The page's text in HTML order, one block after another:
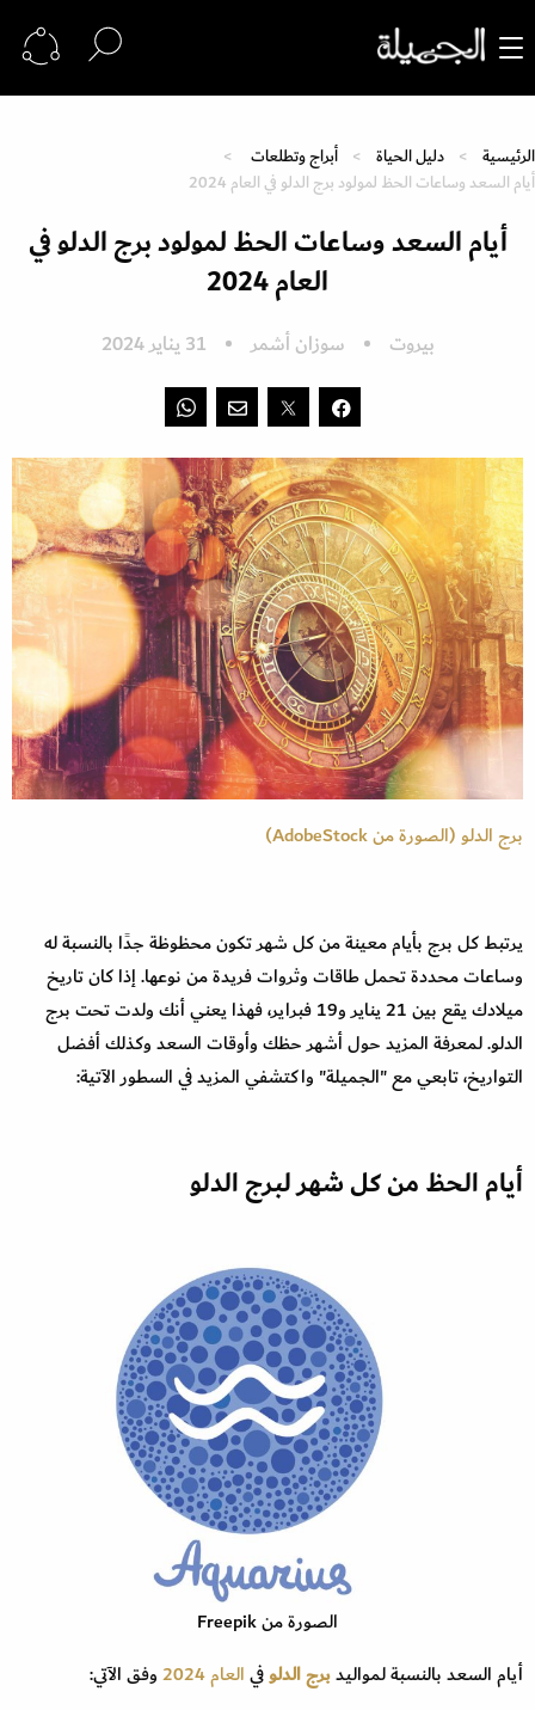
الرئيسية دليل الحياة
أبراج وتطلعات
أيام السعد وساعات الحظ لمولود برج الدلو في العام 2024
أيام السعد وساعات الحظ لمولود برج الدلو في
العام 2024
بيروت سوزان أشمر 31 يناير 2024
برج الدلو (الصورة من AdobeStock)
يرتبط كل برج بأيام معينة من كل شهر تكون محظوظة جدًا بالنسبة له
وساعات محددة تحمل طاقات وثروات فريدة من نوعها. إذا كان تاريخ
ميلادك يقع بين 21 يناير و19 فبراير، فهذا يعني أنك ولدت تحت برج
الدلو. لمعرفة المزيد حول أشهر حظك وأوقات السعد وكذلك أفضل
التواريخ، تابعي مع "الجميلة" واكتشفي المزيد في السطور الآتية:
أيام الحظ من كل شهر لبرج الدلو
الصورة من Freepik
أيام السعد بالنسبة لمواليدبرج الدلوفيالعام 2024
وفق الآتي: